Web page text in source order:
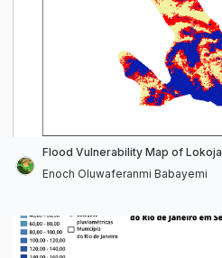
Flood Vulnerability Map of Lokoja
Enoch Oluwaferanmi Babayemi